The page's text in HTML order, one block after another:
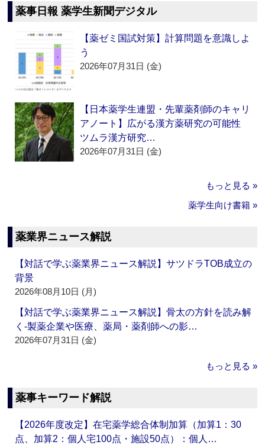
薬事日報 薬学生新聞デジタル
【薬ゼミ国試対策】計算問題を意識しよ
う
2026年07月31日 (金)
【日本薬学生連盟・先輩薬剤師のキャリ
アノート】広がる漢方薬研究の可能性
ツムラ漢方研究…
2026年07月31日 (金)
もっと見る »
薬学生向け書籍 »
薬業界ニュース解説
【対話で学ぶ薬業界ニュース解説】サツドラTOB成立の
背景
2026年08月10日 (月)
【対話で学ぶ薬業界ニュース解説】骨太の方針を読み解
く‐製薬企業や医療、薬局・薬剤師への影…
2026年07月31日 (金)
もっと見る »
薬事キーワード解説
【2026年度改定】在宅薬学総合体制加算（加算1：30
点、加算2：個人宅100点・施設50点）：個人…